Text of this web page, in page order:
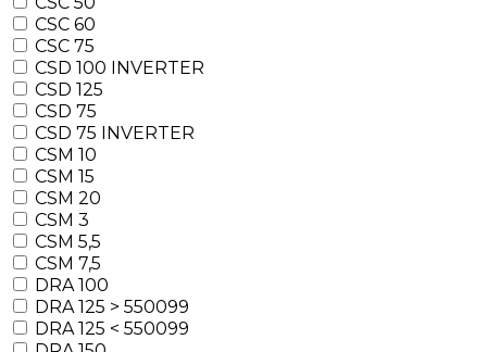
CSC 60
CSC 75
CSD 100 INVERTER
CSD 125
CSD 75
CSD 75 INVERTER
CSM 10
CSM 15
CSM 20
CSM 3
CSM 5,5
CSM 7,5
DRA 100
DRA 125 > 550099
DRA 125 < 550099